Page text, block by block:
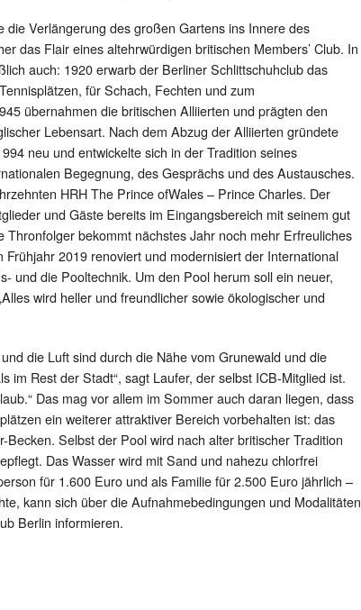
die Verlängerung des großen Gartens ins Innere des
das Flair eines altehrwürdigen britischen Members’ Club. In
auch: 1920 erwarb der Berliner Schlittschuhclub das
für Schach, Fechten und zum
übernahmen die britischen Alliierten und prägten den
Lebensart. Nach dem Abzug der Alliierten gründete
neu und entwickelte sich in der Tradition seines
Begegnung, des Gesprächs und des Austausches.
HRH The Prince ofWales – Prince Charles. Der
und Gäste bereits im Eingangsbereich mit seinem gut
Thronfolger bekommt nächstes Jahr noch mehr Erfreuliches
2019 renoviert und modernisiert der International
und die Pooltechnik. Um den Pool herum soll ein neuer,
wird heller und freundlicher sowie ökologischer und
die Luft sind durch die Nähe vom Grunewald und die
im Rest der Stadt“, sagt Laufer, der selbst ICB-Mitglied ist.
Das mag vor allem im Sommer auch daran liegen, dass
ein weiterer attraktiver Bereich vorbehalten ist: das
Becken. Selbst der Pool wird nach alter britischer Tradition
Das Wasser wird mit Sand und nahezu chlorfrei
für 1.600 Euro und als Familie für 2.500 Euro jährlich –
kann sich über die Aufnahmebedingungen und Modalitäten
Berlin informieren.